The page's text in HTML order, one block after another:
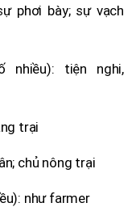
phơi bày; sự vạch
nhiều): tiện nghi,
trại
chủ nông trại
như farmer